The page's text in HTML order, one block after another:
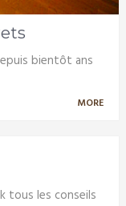
bientôt ans
MORE
tous les conseils